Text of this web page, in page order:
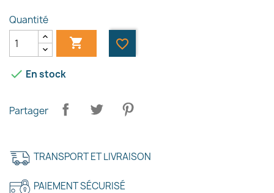
Quantité
 favorite_border
 En stock
Partager
TRANSPORT ET LIVRAISON
PAIEMENT SÉCURISÉ